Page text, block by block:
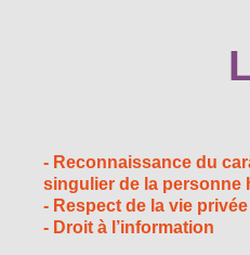
- Reconnaissance du
singulier de la personne
- Respect de la vie privée
- Droit à l’information